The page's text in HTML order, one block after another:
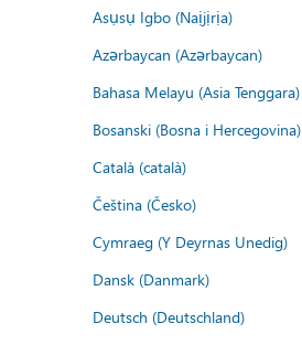
Asụsụ Igbo (Naịjịrịa)
Azərbaycan (Azərbaycan)
Bahasa Melayu (Asia Tenggara)
Bosanski (Bosna i Hercegovina)
Català (català)
Čeština (Česko)
Cymraeg (Y Deyrnas Unedig)
Dansk (Danmark)
Deutsch (Deutschland)